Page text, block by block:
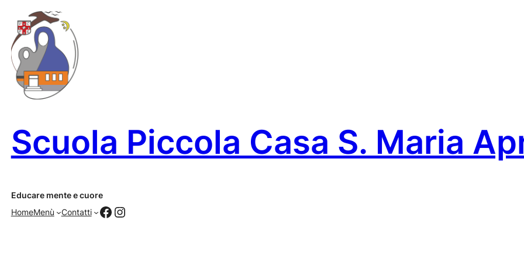
contenuto
Scuola Piccola Casa S. Maria
Educare mente e cuore
HomeMenù Contatti Facebook
Instagram